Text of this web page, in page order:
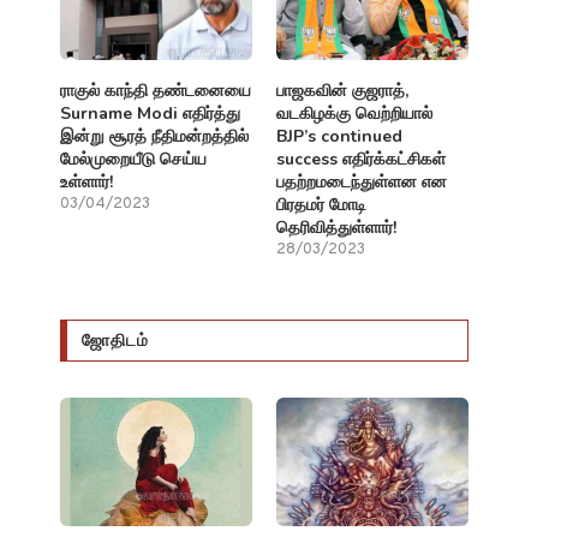
ராகுல் காந்தி தண்டனையை
Surname Modi எதிர்த்து
இன்று சூரத் நீதிமன்றத்தில்
மேல்முறையீடு செய்ய
உள்ளார்!
03/04/2023
பாஜகவின் குஜராத்,
வடகிழக்கு வெற்றியால்
BJP’s continued
success எதிர்க்கட்சிகள்
பதற்றமடைந்துள்ளன என
பிரதமர் மோடி
தெரிவித்துள்ளார்!
28/03/2023
ஜோதிடம்